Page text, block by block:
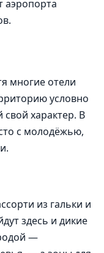
аэропорта
многие отели
условно
свой характер. В
с молодёжью,
из гальки и
здесь и дикие
—